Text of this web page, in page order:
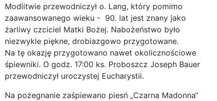
Modlitwie przewodniczył o. Lang, który pomimo
zaawansowanego wieku - 90. lat jest znany jako
żarliwy czciciel Matki Bożej. Nabożeństwo było
niezwykle piękne, drobiazgowo przygotowane.
Na tę okazję przygotowano nawet okolicznościowe
śpiewniki. O godz. 17:00 ks. Proboszcz Joseph Bauer
przewodniczył uroczystej Eucharystii.
Na pożegnanie zaśpiewano piesń „Czarna Madonna“